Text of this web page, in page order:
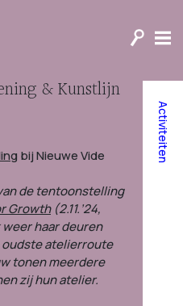
& Kunstlijn
bij Nieuwe Vide
de tentoonstelling
Growth(2.11.’24,
weer haar deuren
oudste atelierroute
tonen meerdere
zij hun atelier.
Activiteiten